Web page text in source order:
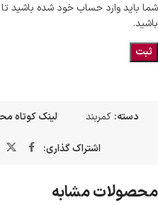
شما باید وارد حساب خود شده باشید
باشید.
دسته: کمربند لینک کوتاه
اشتراک گذاری:
محصولات مشابه